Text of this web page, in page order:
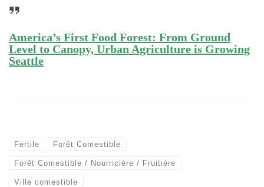
America’s First Food Forest: From Ground
Level to Canopy, Urban Agriculture is Growing
Seattle
Fertile Forêt Comestible
Forêt Comestible / Nourricière / Fruitière
Ville comestible